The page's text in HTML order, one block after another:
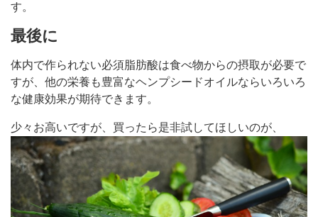
す。
最後に
体内で作られない必須脂肪酸は食べ物からの摂取が必要で
すが、他の栄養も豊富なヘンプシードオイルならいろいろ
な健康効果が期待できます。
少々お高いですが、買ったら是非試してほしいのが、